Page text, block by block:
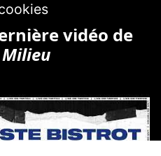
vidéo de